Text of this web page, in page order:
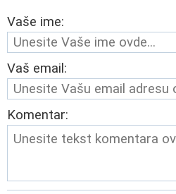
Vaše ime:
Vaš email:
Komentar: